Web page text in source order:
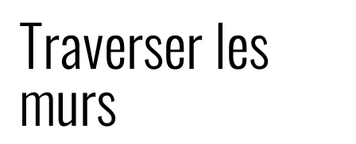
Traverser les
murs